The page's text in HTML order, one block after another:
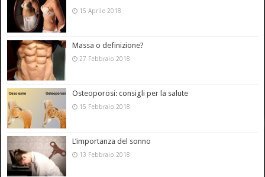
15 Aprile 2018
Massa o definizione?
27 Febbraio 2018
Osteoporosi: consigli per la salute
15 Febbraio 2018
L’importanza del sonno
13 Febbraio 2018